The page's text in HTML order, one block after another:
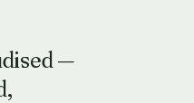
—